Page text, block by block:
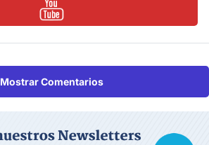
Mostrar Comentarios